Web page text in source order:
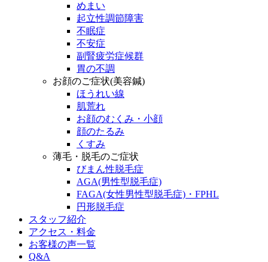
めまい
起立性調節障害
不眠症
不安症
副腎疲労症候群
胃の不調
お顔のご症状(美容鍼)
ほうれい線
肌荒れ
お顔のむくみ・小顔
顔のたるみ
くすみ
薄毛・脱毛のご症状
びまん性脱毛症
AGA(男性型脱毛症)
FAGA(女性男性型脱毛症)・FPHL
円形脱毛症
スタッフ紹介
アクセス・料金
お客様の声一覧
Q&A